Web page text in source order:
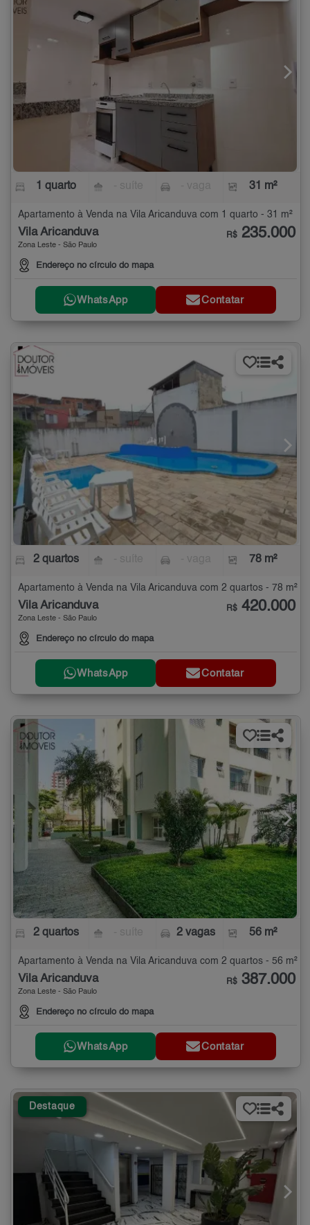
1 quarto 31 m²
Apartamento à Venda na Vila Aricanduva com 1 quarto - 31 m²
Vila Aricanduva
Zona Leste - São Paulo
Endereço no círculo do mapa
R$ 235.000
WhatsApp Contatar
2 quartos 78 m²
Apartamento à Venda na Vila Aricanduva com 2 quartos - 78 m²
Vila Aricanduva
Zona Leste - São Paulo
Endereço no círculo do mapa
R$ 420.000
WhatsApp Contatar
2 quartos 2 vagas 56 m²
Apartamento à Venda na Vila Aricanduva com 2 quartos - 56 m²
Vila Aricanduva
Zona Leste - São Paulo
Endereço no círculo do mapa
R$ 387.000
WhatsApp Contatar
Destaque